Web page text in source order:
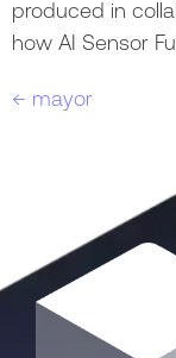
produced in
how AI Sensor
← mayor